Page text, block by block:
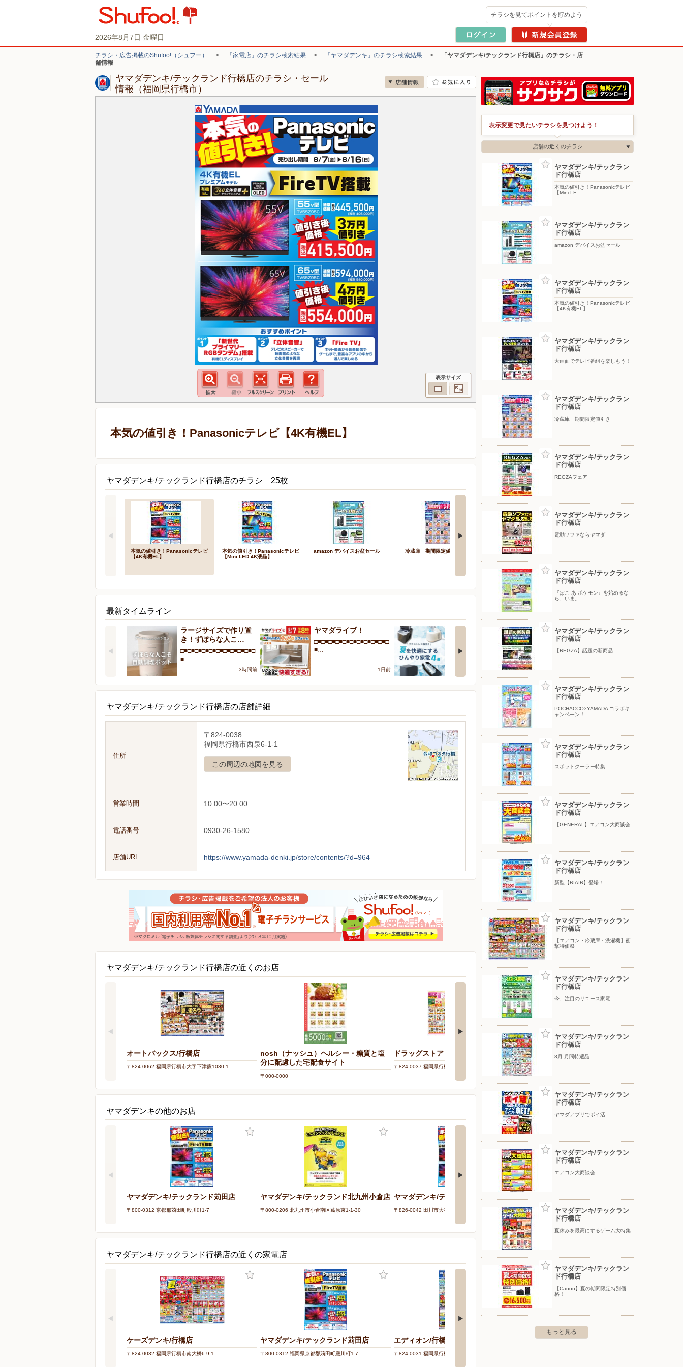
2026年8月7日 金曜日
チラシを見てポイントを貯めよう
チラシ・広告掲載のShufoo!（シュフー） > 「家電店」のチラシ検索結果 > 「ヤマダデンキ」のチラシ検索結果 >
「ヤマダデンキ/テックランド行橋店」のチラシ・店
舗情報
ヤマダデンキ/テックランド行橋店のチラシ・セール
情報（福岡県行橋市）
表示サイズ
本気の値引き！Panasonicテレビ【4K有機EL】
ヤマダデンキ/テックランド行橋店のチラシ 25枚
本気の値引き！Panasonicテレビ
【4K有機EL】
本気の値引き！Panasonicテレビ
【Mini LED 4K液晶】
amazon デバイスお盆セール 冷蔵庫 期間限定値引き
『ぽこ あ ポケモン』を始めるな
最新タイムライン
ラージサイズで作り置
き！ずぼらな人こ…
□■□■□■□■□■□■□■□■□■□■□
■…
3時間前
ヤマダライブ！
□■□■□■□■□■□■□■□■□■□■□
■…
1日前
プチストレス解消！夏
を快適にするひん…
□■□■□■□■□■□■□■□■□■□■□
3日前
Ankerの最新！水拭き
□■□■□■□■□■□■□■□■□■□■□
ヤマダデンキ/テックランド行橋店の店舗詳細
住所
〒824-0038
福岡県行橋市西泉6-1-1
この周辺の地図を見る
営業時間 10:00〜20:00
電話番号 0930-26-1580
店舗URL https://www.yamada-denki.jp/store/contents/?d=964
ヤマダデンキ/テックランド行橋店の近くのお店
オートバックス/行橋店
〒824-0062 福岡県行橋市大字下津熊1030-1
nosh（ナッシュ）ヘルシー・糖質と塩
分に配慮した宅配食サイト
〒000-0000
ドラッグストアコスモス/今川店
〒824-0037 福岡県行橋市矢留822
ゆめタウン南行橋
〒824-0033 福岡県行橋市北泉3丁目3-3
ヤマダデンキの他のお店
ヤマダデンキ/テックランド苅田店
〒800-0312 京都郡苅田町殿川町1-7
ヤマダデンキ/テックランド北九州小倉店
〒800-0206 北九州市小倉南区葛原東1-1-30
ヤマダデンキ/テックランド田川店
〒826-0042 田川市大字川宮1757-6 〒803-0812 北九州市小倉北区室町3-2-25
ヤマダデンキ/テックランド行橋店の近くの家電店
ケーズデンキ/行橋店
〒824-0032 福岡県行橋市南大橋6-9-1
ヤマダデンキ/テックランド苅田店
〒800-0312 福岡県京都郡苅田町殿川町1-7
エディオン/行橋店
〒824-0031 福岡県行橋市西宮市2-1-1
エディオン/三萩野店
表示変更で見たいチラシを見つけよう！
店舗の近くのチラシ
ヤマダデンキ/テックラン
ド行橋店
本気の値引き！Panasonicテレビ
【Mini LE…
ヤマダデンキ/テックラン
ド行橋店
amazon デバイスお盆セール
ヤマダデンキ/テックラン
ド行橋店
本気の値引き！Panasonicテレビ
【4K有機EL】
ヤマダデンキ/テックラン
ド行橋店
大画面でテレビ番組を楽しもう！
ヤマダデンキ/テックラン
ド行橋店
冷蔵庫 期間限定値引き
ヤマダデンキ/テックラン
ド行橋店
REGZAフェア
ヤマダデンキ/テックラン
ド行橋店
電動ソファならヤマダ
ヤマダデンキ/テックラン
ド行橋店
『ぽこ あ ポケモン』を始めるな
ら、いま。
ヤマダデンキ/テックラン
ド行橋店
【REGZA】話題の新商品
ヤマダデンキ/テックラン
ド行橋店
POCHACCO×YAMADA コラボキ
ャンペーン！
ヤマダデンキ/テックラン
ド行橋店
スポットクーラー特集
ヤマダデンキ/テックラン
ド行橋店
【GENERAL】エアコン大商談会
ヤマダデンキ/テックラン
ド行橋店
新型【RIAIR】登場！
ヤマダデンキ/テックラン
ド行橋店
【エアコン・冷蔵庫・洗濯機】衝
撃特価祭
ヤマダデンキ/テックラン
ド行橋店
今、注目のリユース家電
ヤマダデンキ/テックラン
ド行橋店
8月 月間特選品
ヤマダデンキ/テックラン
ド行橋店
ヤマダアプリでポイ活
ヤマダデンキ/テックラン
ド行橋店
エアコン大商談会
ヤマダデンキ/テックラン
ド行橋店
夏休みを最高にするゲーム大特集
ヤマダデンキ/テックラン
ド行橋店
【Canon】夏の期間限定特別価
格！
もっと見る